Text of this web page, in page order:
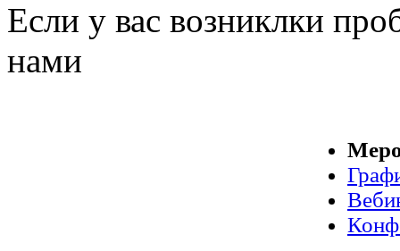
Если у вас возниклки
нами